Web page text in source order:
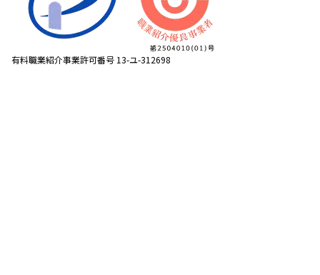
有料職業紹介事業許可番号 13-ユ-312698